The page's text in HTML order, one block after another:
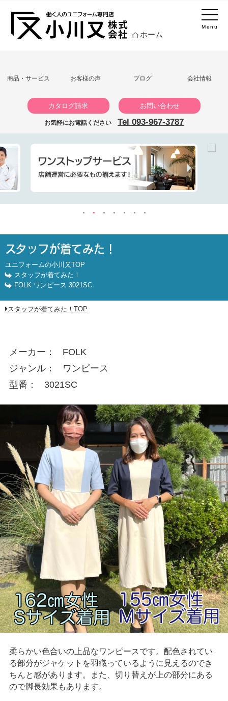
Menu
ホーム
商品・サービス お客様の声 ブログ 会社情報
カタログ請求 お問い合わせ
お気軽にお電話ください Tel 093-967-3787
スタッフが着てみた！
ユニフォームの小川又TOP
スタッフが着てみた！
FOLK ワンピース 3021SC
スタッフが着てみた！TOP
メーカー
FOLK
ジャンル
ワンピース
型番
3021SC
柔らかい色合いの上品なワンピースです。配色されてい
る部分がジャケットを羽織っているように見えるのでき
ちんと感があります。また、切り替えが上の部分にある
ので脚長効果もあります。